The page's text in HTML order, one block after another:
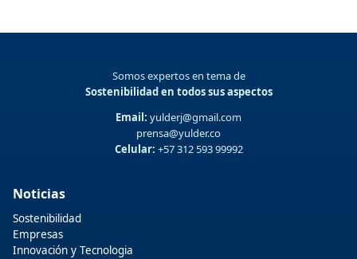
Somos expertos en tema de
Sostenibilidad en todos sus aspectos
Email: yulderj@gmail.com
prensa@yulder.co
Celular: +57 312 593 99992
Noticias
Sostenibilidad
Empresas
Innovación y Tecnologia